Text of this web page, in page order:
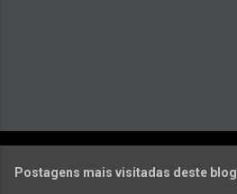
Postagens mais visitadas deste blog